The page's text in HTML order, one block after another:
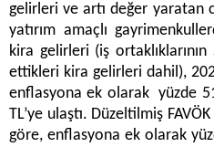
gelirleri ve artı değer yaratan
yatırım amaçlı
kira gelirleri (iş ortaklıklarının
ettikleri kira gelirleri dahil),
enflasyona ek olarak yüzde
TL’ye ulaştı. Düzeltilmiş
göre, enflasyona ek olarak